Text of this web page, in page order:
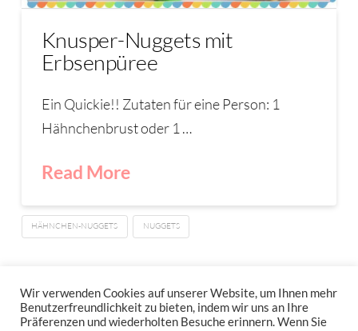
Knusper-Nuggets mit
Erbsenpüree
Ein Quickie!! Zutaten für eine Person: 1
Hähnchenbrust oder 1 …
Read More
HÄHNCHEN-NUGGETS NUGGETS
Wir verwenden Cookies auf unserer Website, um Ihnen mehr
Benutzerfreundlichkeit zu bieten, indem wir uns an Ihre
Präferenzen und wiederholten Besuche erinnern. Wenn Sie